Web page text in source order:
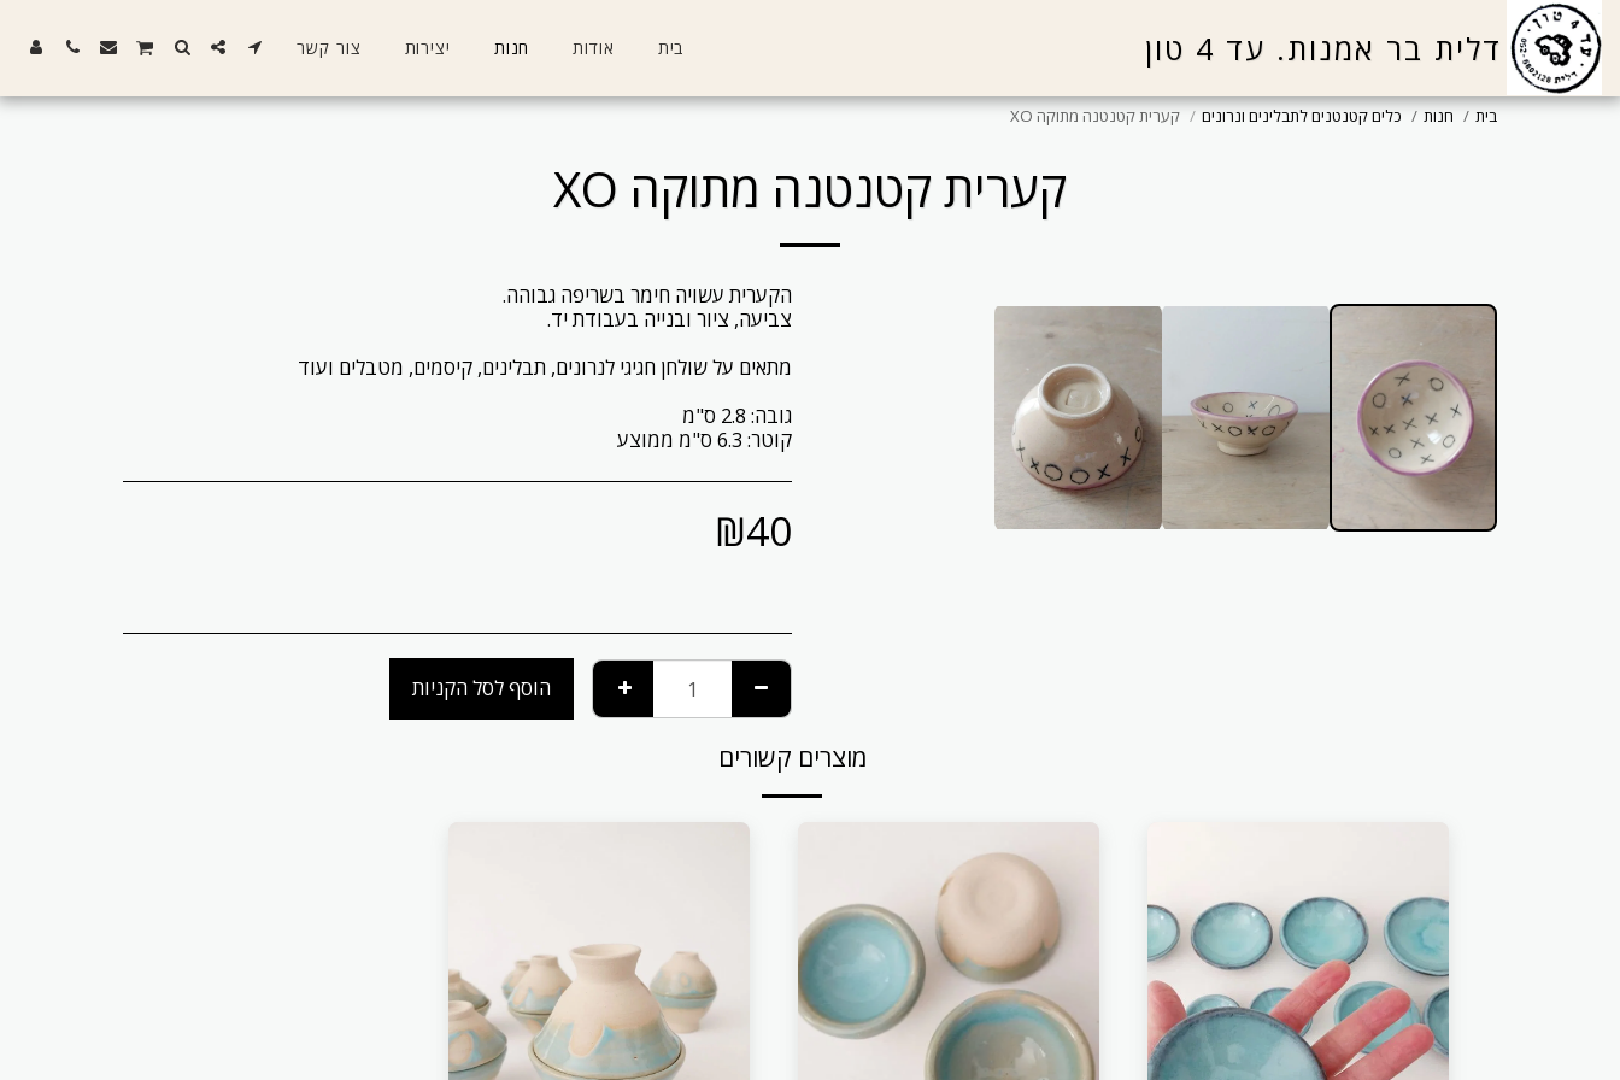
דלית בר אמנות. עד 4 טון בית אודות חנות יצירות צור קשר
בית חנות כלים קטנטנים לתבלינים ונרונים קערית קטנטנה מתוקה XO
קערית קטנטנה מתוקה XO
קוטר: 6.3 ס"מ ממוצע
₪40
הוסף לסל הקניות
מוצרים קשורים